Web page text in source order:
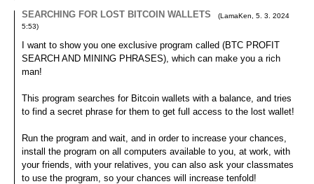
SEARCHING FOR LOST BITCOIN WALLETS
(LamaKen
5. 3. 2024
5:53)
I want to show you one exclusive program called (BTC PROFIT
SEARCH AND MINING PHRASES), which can make you a rich
man!
This program searches for Bitcoin wallets with a balance, and tries
to find a secret phrase for them to get full access to the lost wallet!
Run the program and wait, and in order to increase your chances,
install the program on all computers available to you, at work, with
your friends, with your relatives, you can also ask your classmates
to use the program, so your chances will increase tenfold!